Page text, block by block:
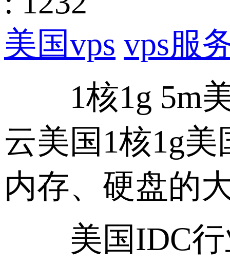
美国vps vps服
1核1g 5m美
云美国1核1g
内存、硬盘的
美国IDC行